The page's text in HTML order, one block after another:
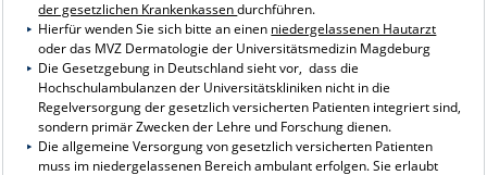
der gesetzlichen Krankenkassendurchführen.
Hierfür wenden Sie sich bitte an einen niedergelassenen Hautarzt
oder das MVZ Dermatologie der Universitätsmedizin Magdeburg
Die Gesetzgebung in Deutschland sieht vor, dass die
Hochschulambulanzen der Universitätskliniken nicht in die
Regelversorgung der gesetzlich versicherten Patienten integriert sind,
sondern primär Zwecken der Lehre und Forschung dienen.
Die allgemeine Versorgung von gesetzlich versicherten Patienten
muss im niedergelassenen Bereich ambulant erfolgen. Sie erlaubt